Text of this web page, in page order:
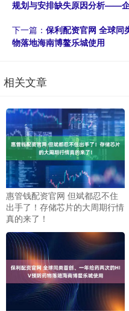
规划与安排缺失原因分析——
下一篇： 保利配资官网 全球同
物落地海南博鳌乐城使用
相关文章
惠管钱配资官网 但斌都忍不住
出手了！存储芯片的大周期行情
真的来了！